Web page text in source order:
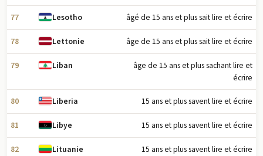
77 Lesotho âgé de 15 ans et plus sait lire et écrire
78 Lettonie âge de 15 ans et plus sait lire et écrire
79 Liban
âge de 15 ans et plus sachant lire et
écrire
80 Liberia 15 ans et plus savent lire et écrire
81 Libye 15 ans et plus savent lire et écrire
82 Lituanie 15 ans et plus savent lire et écrire